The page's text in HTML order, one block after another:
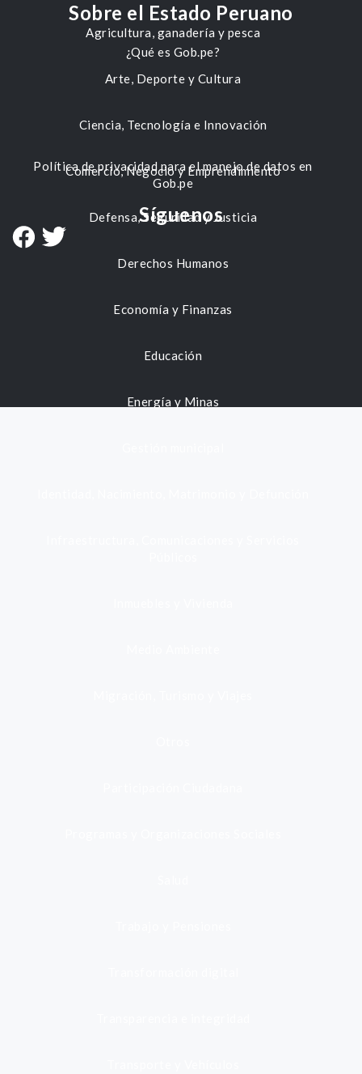
Agricultura, ganadería y pesca
Arte, Deporte y Cultura
Ciencia, Tecnología e Innovación
Comercio, Negocio y Emprendimiento
Defensa, Seguridad y Justicia
Derechos Humanos
Economía y Finanzas
Educación
Energía y Minas
Sobre el Estado Peruano
¿Qué es Gob.pe?
Política de privacidad para el manejo de datos en
Gob.pe
Síguenos